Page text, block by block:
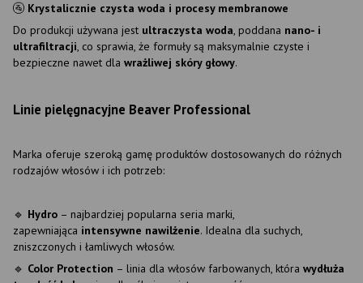
🚰 Krystalicznie czysta woda i procesy membranowe
Do produkcji używana jest ultraczysta woda, poddana nano- i
ultrafiltracji, co sprawia, że formuły są maksymalnie czyste i
bezpieczne nawet dla wrażliwej skóry głowy.
Linie pielęgnacyjne Beaver Professional
Marka oferuje szeroką gamę produktów dostosowanych do różnych
rodzajów włosów i ich potrzeb:
🔹 Hydro – najbardziej popularna seria marki,
zapewniająca intensywne nawilżenie. Idealna dla suchych,
zniszczonych i łamliwych włosów.
🔹 Color Protection – linia dla włosów farbowanych, która wydłuża